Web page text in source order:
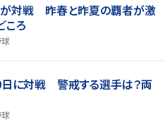
対戦 昨春と昨夏の覇者が激
ろ
に対戦 警戒する選手は？両